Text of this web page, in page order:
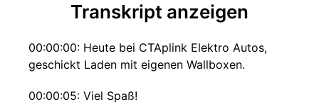
Transkript anzeigen
00:00:00: Heute bei CTAplink Elektro Autos,
geschickt Laden mit eigenen Wallboxen.
00:00:05: Viel Spaß!